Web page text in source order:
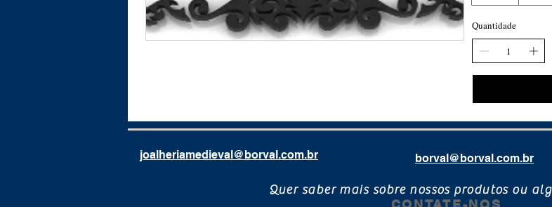
Quantidade
joalheriamedieval@borval.com.br borval@borval.com.br
Quer saber mais sobre nossos produtos ou